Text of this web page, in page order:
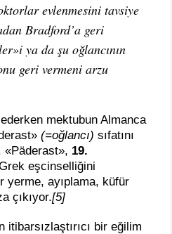
evlenmesini tavsiye
Bradford’a geri
ya da şu oğlancının
geri vermeni arzu
mektubun Almanca
(=oğlancı) sıfatını
«Päderast», 19.
eşcinselliğini
yerme, ayıplama, küfür
çıkıyor.[5]
bir eğilim